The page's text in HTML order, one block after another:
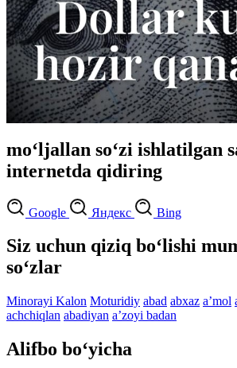
mo‘ljallan so‘zi ishlatilgan
internetda qidiring
Google Яндекс Bing
Siz uchun qiziq bo‘lishi
so‘zlar
Minorayi Kalon Moturidiy abad abxaz aʼmol
achchiqlan abadiyan aʼzoyi badan
Alifbo bo‘yicha